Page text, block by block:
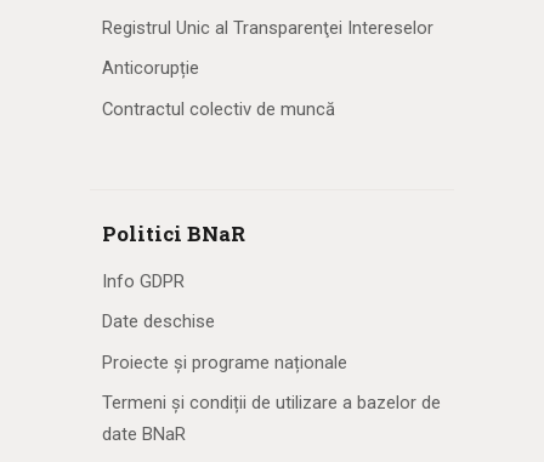
Registrul Unic al Transparenţei Intereselor
Anticorupție
Contractul colectiv de muncă
Politici BNaR
Info GDPR
Date deschise
Proiecte și programe naționale
Termeni și condiții de utilizare a bazelor de
date BNaR